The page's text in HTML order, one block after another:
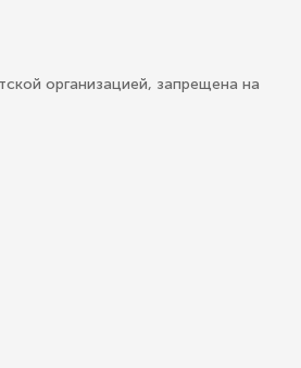
организацией, запрещена на